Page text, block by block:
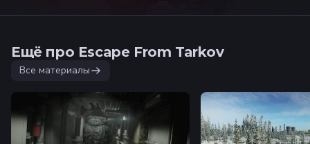
Ещё про Escape From Tarkov
Все материалы